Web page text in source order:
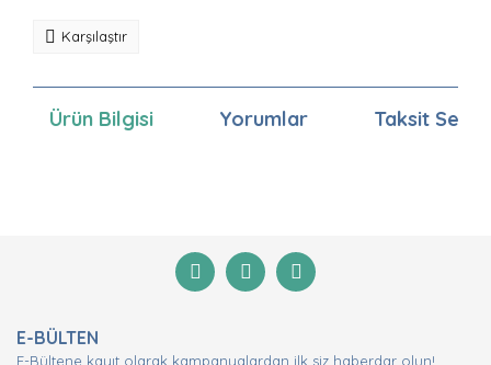
Karşılaştır
Ürün Bilgisi Yorumlar Taksit
Yorum Yaz
Görüş ve önerileriniz için teşekkür ederiz.
Ürün açıklamasında eksik bilgiler bulunuyor.
E-BÜLTEN
E-Bültene kayıt olarak kampanyalardan ilk siz haberdar olun!